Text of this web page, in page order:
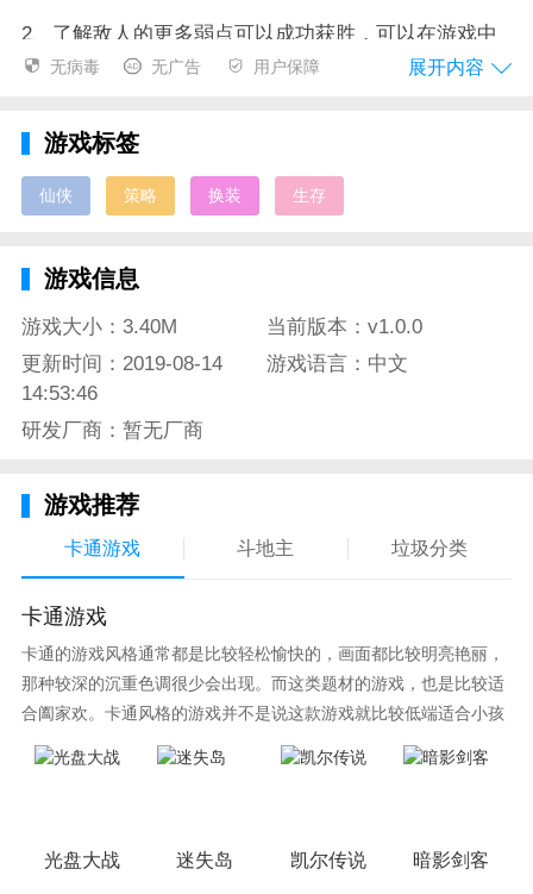
2、了解敌人的更多弱点可以成功获胜，可以在游戏中
提升关卡中更多生存技巧。
可以轻松的获得奖励。
4、不断的证明自己的强大才能轻松的过关，关卡的提
宸汐仙缘游戏亮点
游戏让你摆脱单机游戏的无聊，享受游戏的PK乐趣。
玩家翅膀的形状是多变的，时尚也可以染成不同的外
观，骑行的喜好类型也可以改变形状并自由匹配。浪漫
让你在游戏中不会寂寞。
无病毒 无广告 用户保障 展开内容
游戏标签
仙侠 策略 换装 生存
游戏信息
游戏大小：3.40M
当前版本：v1.0.0
更新时间：2019-08-14
14:53:46
游戏语言：中文
研发厂商：暂无厂商
游戏推荐
卡通游戏 斗地主 垃圾分类
卡通游戏
卡通的游戏风格通常都是比较轻松愉快的，画面都比较明亮艳丽，
那种较深的沉重色调很少会出现。而这类题材的游戏，也是比较适
合阖家欢。卡通风格的游戏并不是说这款游戏就比较低端适合小孩
子玩，因为很多游戏厂商会故意把游戏中添加进入卡通元素，这也
光盘大战 迷失岛 凯尔传说 暗影剑客